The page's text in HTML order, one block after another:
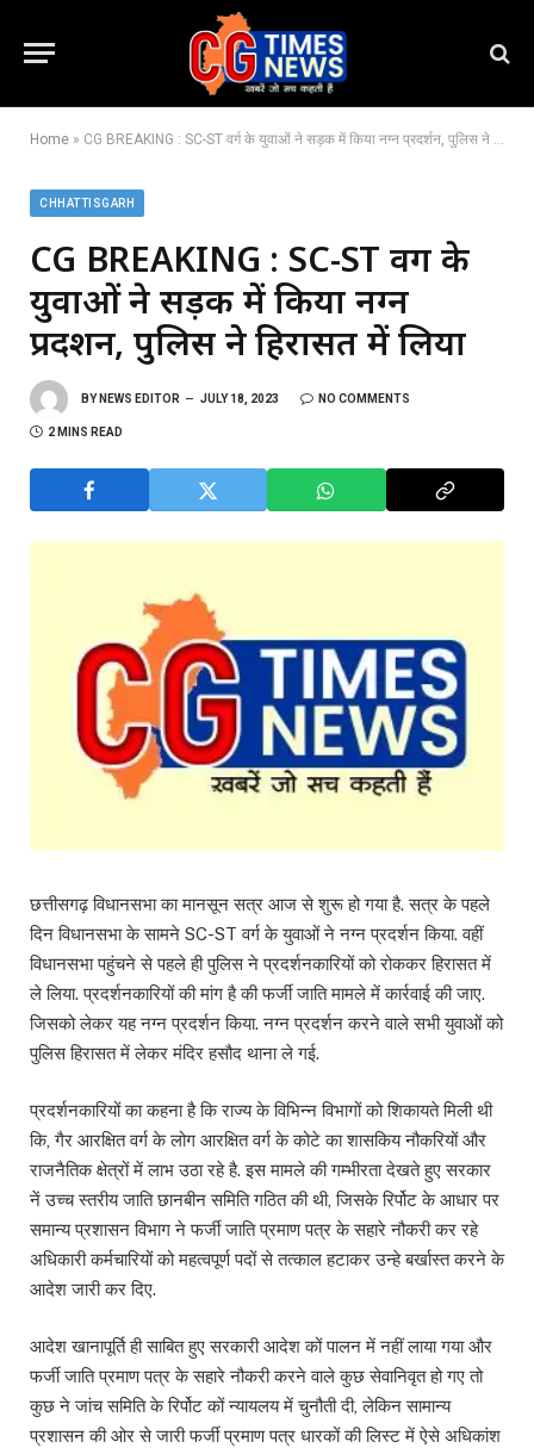
Home » CG BREAKING : SC-ST वर्ग के युवाओं ने सड़क में किया नग्न प्रदर्शन, पुलिस ने हिरासत में लिया
CHHATTISGARH
CG BREAKING : SC-ST वर्ग के
युवाओं ने सड़क में किया नग्न
प्रदर्शन, पुलिस ने हिरासत में लिया
BY NEWS EDITOR JULY 18, 2023 NO COMMENTS
2 MINS READ
छत्तीसगढ़ विधानसभा का मानसून सत्र आज से शुरू हो गया है. सत्र के पहले
दिन विधानसभा के सामने SC-ST वर्ग के युवाओं ने नग्न प्रदर्शन किया. वहीं
विधानसभा पहुंचने से पहले ही पुलिस ने प्रदर्शनकारियों को रोककर हिरासत में
ले लिया. प्रदर्शनकारियों की मांग है की फर्जी जाति मामले में कार्रवाई की जाए.
जिसको लेकर यह नग्न प्रदर्शन किया. नग्न प्रदर्शन करने वाले सभी युवाओं को
पुलिस हिरासत में लेकर मंदिर हसौद थाना ले गई.
प्रदर्शनकारियों का कहना है कि राज्य के विभिन्न विभागों को शिकायते मिली थी
कि, गैर आरक्षित वर्ग के लोग आरक्षित वर्ग के कोटे का शासकिय नौकरियों और
राजनैतिक क्षेत्रों में लाभ उठा रहे है. इस मामले की गम्भीरता देखते हुए सरकार
नें उच्च स्तरीय जाति छानबीन समिति गठित की थी, जिसके रिर्पोट के आधार पर
समान्य प्रशासन विभाग ने फर्जी जाति प्रमाण पत्र के सहारे नौकरी कर रहे
अधिकारी कर्मचारियों को महत्वपूर्ण पदों से तत्काल हटाकर उन्हे बर्खास्त करने के
आदेश जारी कर दिए.
आदेश खानापूर्ति ही साबित हुए सरकारी आदेश कों पालन में नहीं लाया गया और
फर्जी जाति प्रमाण पत्र के सहारे नौकरी करने वाले कुछ सेवानिवृत हो गए तो
कुछ ने जांच समिति के रिर्पोट कों न्यायलय में चुनौती दी, लेकिन सामान्य
प्रशासन की ओर से जारी फर्जी प्रमाण पत्र धारकों की लिस्ट में ऐसे अधिकांश